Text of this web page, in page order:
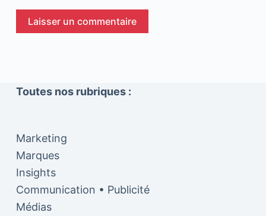
Laisser un commentaire
Toutes nos rubriques :
Marketing
Marques
Insights
Communication • Publicité
Médias